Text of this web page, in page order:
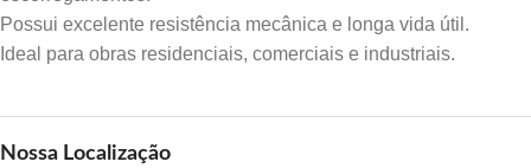
Possui excelente resistência mecânica e longa vida útil.
Ideal para obras residenciais, comerciais e industriais.
Nossa Localização